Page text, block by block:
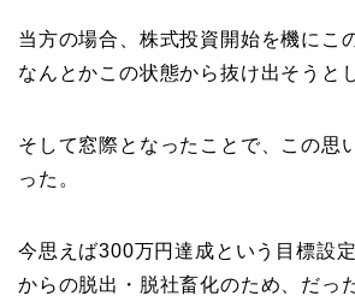
当方の場合、株式投資開始を機にこ
なんとかこの状態から抜け出そうと
そして窓際となったことで、この思
った。
今思えば300万円達成という目標設
からの脱出・脱社畜化のため、だっ